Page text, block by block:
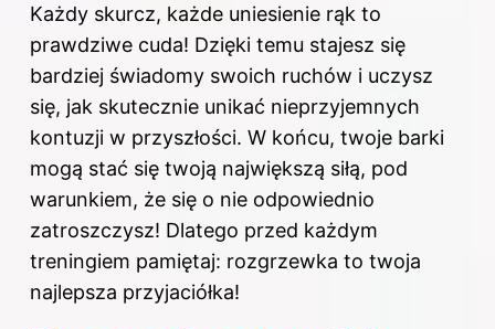
Każdy skurcz, każde uniesienie rąk to
prawdziwe cuda! Dzięki temu stajesz się
bardziej świadomy swoich ruchów i uczysz
się, jak skutecznie unikać nieprzyjemnych
kontuzji w przyszłości. W końcu, twoje barki
mogą stać się twoją największą siłą, pod
warunkiem, że się o nie odpowiednio
zatroszczysz! Dlatego przed każdym
treningiem pamiętaj: rozgrzewka to twoja
najlepsza przyjaciółka!